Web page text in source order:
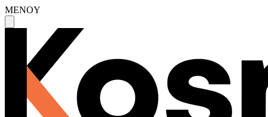
MENOY